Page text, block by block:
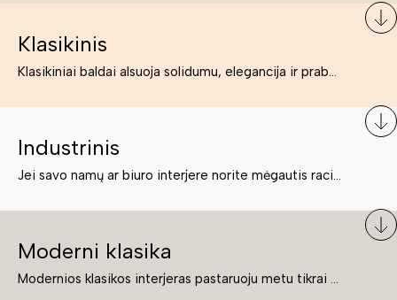
Klasikinis
Klasikiniai baldai alsuoja solidumu, elegancija ir prabanga. Paprastai jie būna masyvūs, kuria didybės įspūdį. Neabejotinai jie bus geriausias pasirinkimas estetiškam ir rafinuotam klasikiniam namų interjerui. Kartais klasikiniai baldai traktuojami kaip senoviniai, bet tai ne tiesa – klasika yra stilius, neišsemiama elegancija ir rafinuotumas.
Industrinis
Jei savo namų ar biuro interjere norite mėgautis racionaliai išnaudotomis erdvėmis, funkcionalumu ir esate neabejingi tamsesniam koloritui bei praktiškiems sprendimams, tuomet industrinis stilius bus būtent tai, ko Jums reikia. O industrinio stiliaus baldus išsirinksite mūsų asortimente.
Moderni klasika
Modernios klasikos interjeras pastaruoju metu tikrai yra „ant bangos“. Tie, kurie nenori pernelyg nutolti nuo klasikos, bet drauge žavisi šiuolaikiškais sprendimais, su malonumu savo namuose kuria klasikos ir modernaus interjero tandemą – elegantišką, subtilų ir žavingą.